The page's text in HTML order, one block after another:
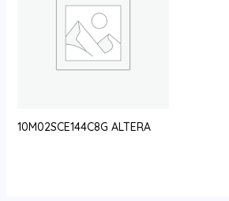
10M02SCE144C8G ALTERA